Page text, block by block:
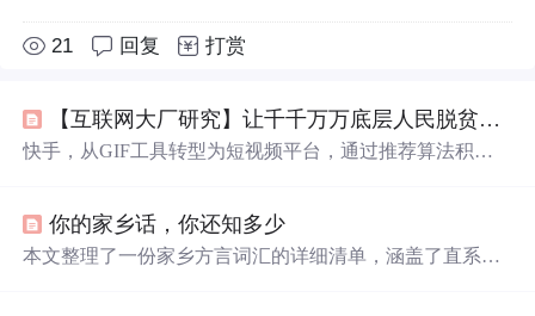
21 回复 打赏
【互联网大厂研究】让千千万万底层人民脱贫致富的【快手】，他有何等魔力？
快手，从GIF工具转型为短视频平台，通过推荐算法积累
促进了知识传播与经济繁荣。
你的家乡话，你还知多少
本文整理了一份家乡方言词汇的详细清单，涵盖了直系亲